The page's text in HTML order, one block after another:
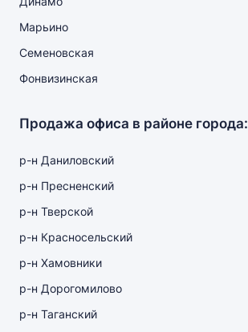
Марьино
Семеновская
Фонвизинская
Продажа офиса в районе города:
р-н Даниловский
р-н Пресненский
р-н Тверской
р-н Красносельский
р-н Хамовники
р-н Дорогомилово
р-н Таганский